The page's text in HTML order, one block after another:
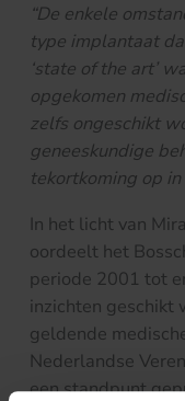
“De enkele
type implantaat
‘state of the art’
opgekomen
zelfs ongeschikt
geneeskundige
tekortkoming op
In het licht van
oordeelt het
periode 2001 tot
inzichten geschikt
geldende
Nederlandse
een standpunt